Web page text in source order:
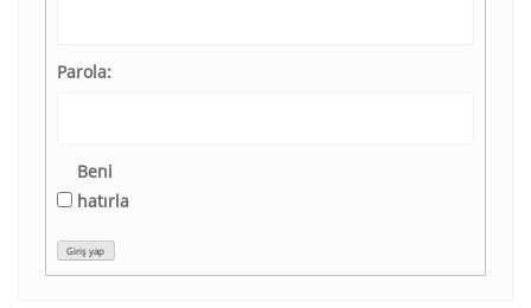
Parola:
Beni
hatırla
Giriş yap